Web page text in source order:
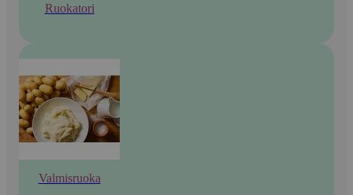
Ruokatori
Valmisruoka